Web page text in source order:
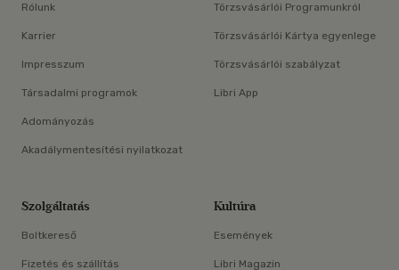
Rólunk
Karrier
Impresszum
Társadalmi programok
Adományozás
Akadálymentesítési nyilatkozat
Törzsvásárlói Programunkról
Törzsvásárlói Kártya egyenlege
Törzsvásárlói szabályzat
Libri App
Szolgáltatás
Boltkereső
Fizetés és szállítás
Kultúra
Események
Libri Magazin